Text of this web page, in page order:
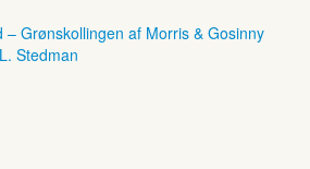
– Grønskollingen af Morris & Gosinny
Stedman